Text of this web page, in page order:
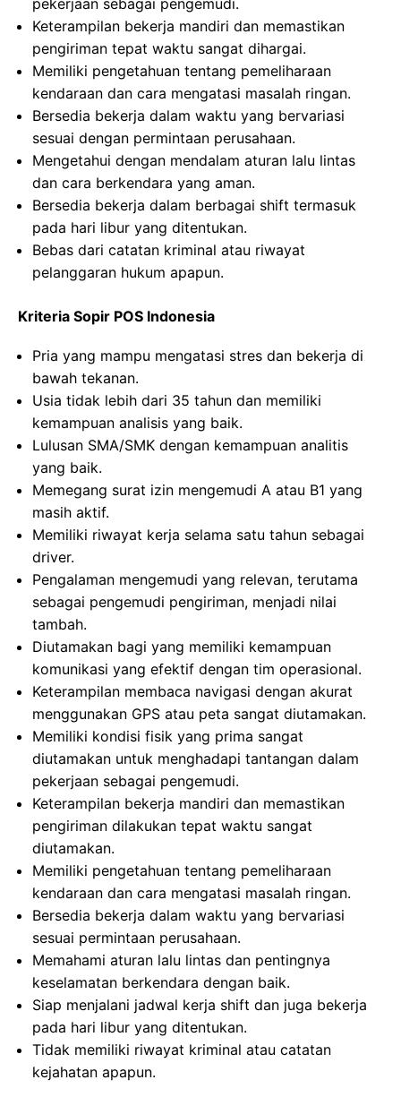
pekerjaan sebagai pengemudi.
Keterampilan bekerja mandiri dan memastikan
pengiriman tepat waktu sangat dihargai.
Memiliki pengetahuan tentang pemeliharaan
kendaraan dan cara mengatasi masalah ringan.
Bersedia bekerja dalam waktu yang bervariasi
sesuai dengan permintaan perusahaan.
Mengetahui dengan mendalam aturan lalu lintas
dan cara berkendara yang aman.
Bersedia bekerja dalam berbagai shift termasuk
pada hari libur yang ditentukan.
Bebas dari catatan kriminal atau riwayat
pelanggaran hukum apapun.
Kriteria Sopir POS Indonesia
Pria yang mampu mengatasi stres dan bekerja di
bawah tekanan.
Usia tidak lebih dari 35 tahun dan memiliki
kemampuan analisis yang baik.
Lulusan SMA/SMK dengan kemampuan analitis
yang baik.
Memegang surat izin mengemudi A atau B1 yang
masih aktif.
Memiliki riwayat kerja selama satu tahun sebagai
driver.
Pengalaman mengemudi yang relevan, terutama
sebagai pengemudi pengiriman, menjadi nilai
tambah.
Diutamakan bagi yang memiliki kemampuan
komunikasi yang efektif dengan tim operasional.
Keterampilan membaca navigasi dengan akurat
menggunakan GPS atau peta sangat diutamakan.
Memiliki kondisi fisik yang prima sangat
diutamakan untuk menghadapi tantangan dalam
pekerjaan sebagai pengemudi.
Keterampilan bekerja mandiri dan memastikan
pengiriman dilakukan tepat waktu sangat
diutamakan.
Memiliki pengetahuan tentang pemeliharaan
kendaraan dan cara mengatasi masalah ringan.
Bersedia bekerja dalam waktu yang bervariasi
sesuai permintaan perusahaan.
Memahami aturan lalu lintas dan pentingnya
keselamatan berkendara dengan baik.
Siap menjalani jadwal kerja shift dan juga bekerja
pada hari libur yang ditentukan.
Tidak memiliki riwayat kriminal atau catatan
kejahatan apapun.